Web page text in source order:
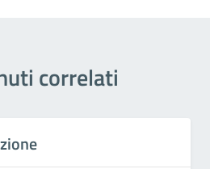
correlati